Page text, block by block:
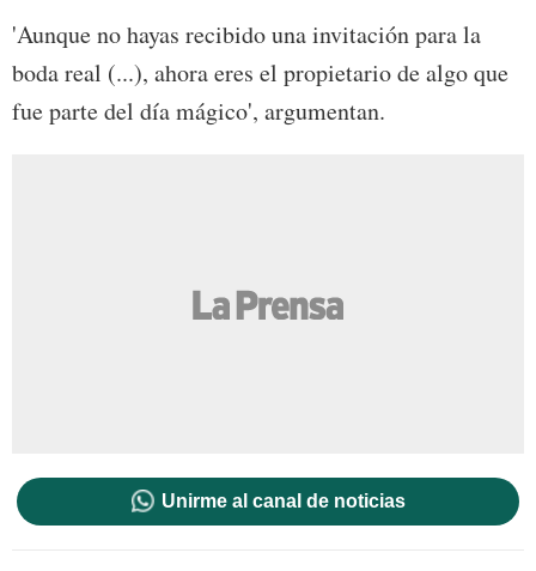
'Aunque no hayas recibido una invitación para la
boda real (...), ahora eres el propietario de algo que
fue parte del día mágico', argumentan.
Unirme al canal de noticias